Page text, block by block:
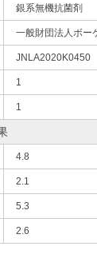
銀系無機抗菌剤
一般財団法人ボー
JNLA2020K0450
1
1
4.8
2.1
5.3
2.6